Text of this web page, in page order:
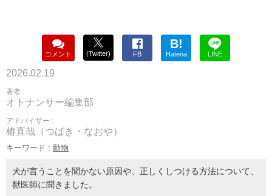
コメント (Twitter) FB
B!
Hatena LINE
2026.02.19
著者 :
オトナンサー編集部
アドバイザー :
椿直哉（つばき・なおや）
キーワード : 動物
犬が言うことを聞かない原因や、正しくしつける方法について、
獣医師に聞きました。